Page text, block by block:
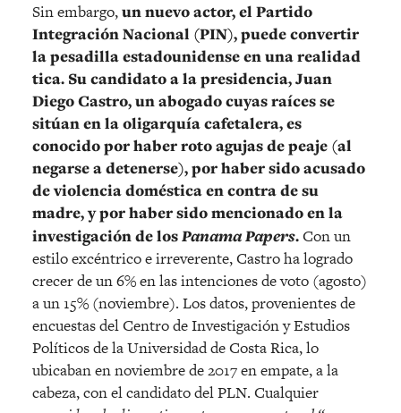
Sin embargo,un nuevo actor, el Partido
Integración Nacional (PIN), puede convertir
la pesadilla estadounidense en una realidad
tica. Su candidato a la presidencia, Juan
Diego Castro, un abogado cuyas raíces se
sitúan en la oligarquía cafetalera, es
conocido por haber roto agujas de peaje (al
negarse a detenerse), por haber sido acusado
de violencia doméstica en contra de su
madre, y por haber sido mencionado en la
investigación de losPanama Papers.Con un
estilo excéntrico e irreverente, Castro ha logrado
crecer de un 6% en las intenciones de voto (agosto)
a un 15% (noviembre). Los datos, provenientes de
encuestas del Centro de Investigación y Estudios
Políticos de la Universidad de Costa Rica, lo
ubicaban en noviembre de 2017 en empate, a la
cabeza, con el candidato del PLN. Cualquier